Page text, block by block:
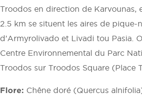
Troodos en direction de Karvounas,
2.5 km se situent les aires de pique-
d’Armyrolivado et Livadi tou Pasia.
Centre Environnemental du Parc
Troodos sur Troodos Square (Place
Flore: Chêne doré (Quercus